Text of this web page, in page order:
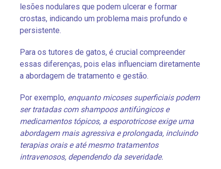
lesões nodulares que podem ulcerar e formar
crostas, indicando um problema mais profundo e
persistente.
Para os tutores de gatos, é crucial compreender
essas diferenças, pois elas influenciam diretamente
a abordagem de tratamento e gestão.
Por exemplo, enquanto micoses superficiais podem
ser tratadas com shampoos antifúngicos e
medicamentos tópicos, a esporotricose exige uma
abordagem mais agressiva e prolongada, incluindo
terapias orais e até mesmo tratamentos
intravenosos, dependendo da severidade.